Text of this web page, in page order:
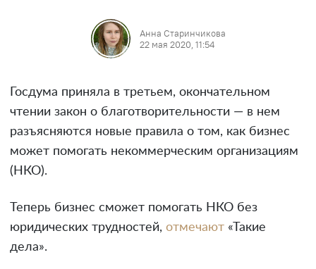
Анна Старинчикова
22 мая 2020, 11:54
Госдума приняла в третьем, окончательном
чтении закон о благотворительности — в нем
разъясняются новые правила о том, как бизнес
может помогать некоммерческим организациям
(НКО).
Теперь бизнес сможет помогать НКО без
юридических трудностей, отмечают «Такие
дела».